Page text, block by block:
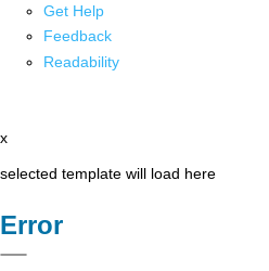
Get Help
Feedback
Readability
x
selected template will load here
Error